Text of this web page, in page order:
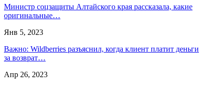
Министр соцзащиты Алтайского края рассказала, какие
оригинальные…
Янв 5, 2023
Важно: Wildberries разъяснил, когда клиент платит деньги
за возврат…
Апр 26, 2023